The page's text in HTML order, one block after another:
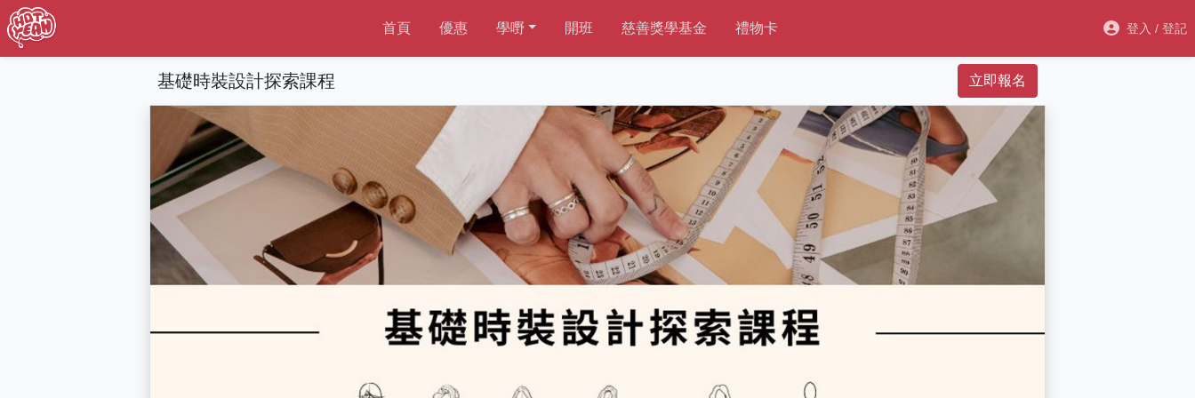
首頁 優惠 學嘢 開班 慈善獎學基金 禮物卡 登入 / 登記
基礎時裝設計探索課程 立即報名